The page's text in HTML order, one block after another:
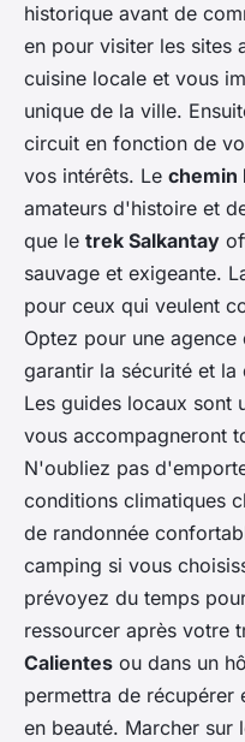
historique avant de
en pour visiter les sites
cuisine locale et vous
unique de la ville.
circuit en fonction de
vos intérêts. Le chemin
amateurs d'histoire et
que le trek Salkantay
sauvage et exigeante.
pour ceux qui veulent
Optez pour une
garantir la sécurité et
Les guides locaux sont
vous accompagneront
N'oubliez pas
conditions climatiques
de randonnée
camping si vous
prévoyez du temps
ressourcer après votre
Calientes ou dans un
permettra de récupérer
en beauté. Marcher sur